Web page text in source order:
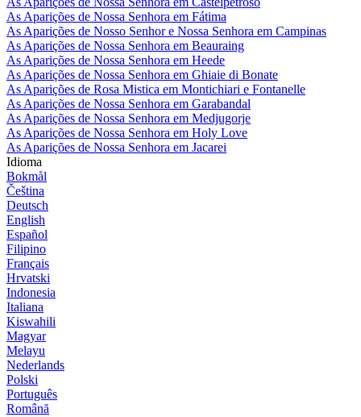
As Aparições de Nossa Senhora em Fátima
As Aparições de Nosso Senhor e Nossa Senhora em Campinas
As Aparições de Nossa Senhora em Beauraing
As Aparições de Nossa Senhora em Heede
As Aparições de Nossa Senhora em Ghiaie di Bonate
As Aparições de Rosa Mistica em Montichiari e Fontanelle
As Aparições de Nossa Senhora em Garabandal
As Aparições de Nossa Senhora em Medjugorje
As Aparições de Nossa Senhora em Holy Love
As Aparições de Nossa Senhora em Jacarei
Idioma
Bokmål
Čeština
Deutsch
English
Español
Filipino
Français
Hrvatski
Indonesia
Italiana
Kiswahili
Magyar
Melayu
Nederlands
Polski
Português
Română